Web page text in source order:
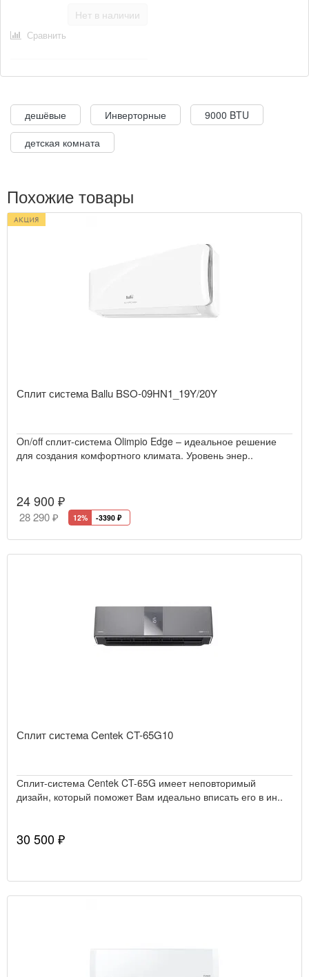
Нет в наличии
Сравнить
дешёвые Инверторные
9000 BTU
детская комната
Похожие товары
Сплит система Ballu BSO-09HN1_19Y/20Y
On/off сплит-система Olimpio Edge – идеальное решение
для создания комфортного климата. Уровень энер..
24 900 ₽
28 290 ₽ 12% -3390 ₽
Сплит система Centek CT-65G10
Сплит-система Centek CT-65G имеет неповторимый
дизайн, который поможет Вам идеально вписать его в ин..
30 500 ₽